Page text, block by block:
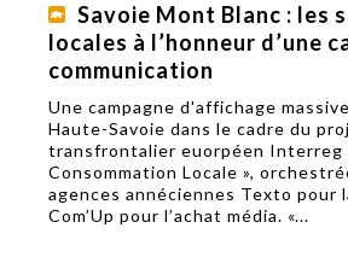
Savoie Mont Blanc : les
locales à l’honneur d’une
communication
Une campagne d'affichage
Haute-Savoie dans le cadre du
transfrontalier euorpéen Interreg
Consommation Locale »,
agences annéciennes Texto pour
Com’Up pour l’achat média. «...